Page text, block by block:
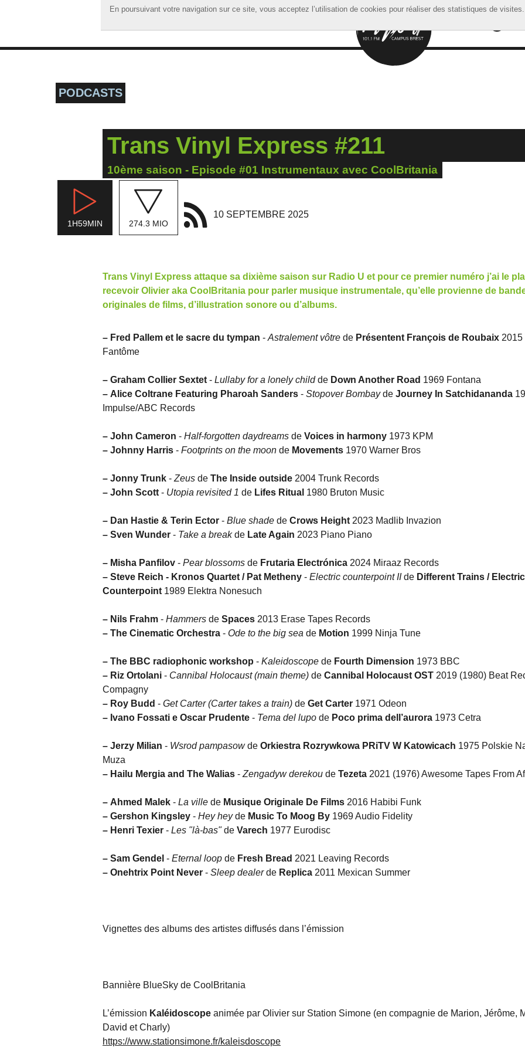
En poursuivant votre navigation sur ce site, vous acceptez l’utilisation de cookies pour réaliser des statistiques de visites.
En poursuivant votre navigation sur ce site, vous acceptez l’utilisation de cookies pour réaliser des statistiques de visites.
ACCUEIL
PODCASTS
Trans Vinyl Express #211
10ème saison - Episode #01 Instrumentaux avec CoolBritania
1H59MIN 274.3 MIO
10 SEPTEMBRE 2025
Trans Vinyl Express attaque sa dixième saison sur Radio U et pour ce premier numéro j’ai le
recevoir Olivier aka CoolBritania pour parler musique instrumentale, qu’elle provienne de
originales de films, d’illustration sonore ou d’albums.
– Fred Pallem et le sacre du tympan - Astralement vôtre de Présentent François de Roubaix 2015
Fantôme
– Graham Collier Sextet - Lullaby for a lonely childde Down Another Road 1969 Fontana
– Alice Coltrane Featuring Pharoah Sanders - Stopover Bombayde Journey In Satchidananda
Impulse/ABC Records
– John Cameron - Half-forgotten daydreams de Voices in harmony 1973 KPM
– Johnny Harris - Footprints on the moon de Movements 1970 Warner Bros
– Jonny Trunk - Zeus de The Inside outside 2004 Trunk Records
– John Scott - Utopia revisited 1 de Lifes Ritual 1980 Bruton Music
– Dan Hastie & Terin Ector - Blue shade de Crows Height 2023 Madlib Invazion
– Sven Wunder - Take a breakde Late Again 2023 Piano Piano
– Misha Panfilov - Pear blossoms de Frutaria Electrónica 2024 Miraaz Records
– Steve Reich - Kronos Quartet / Pat Metheny - Electric counterpoint IIde Different Trains / Electric
Counterpoint 1989 Elektra Nonesuch
– Nils Frahm - Hammers de Spaces 2013 Erase Tapes Records
– The Cinematic Orchestra - Ode to the big sea de Motion 1999 Ninja Tune
– The BBC radiophonic workshop - Kaleidoscope de Fourth Dimension 1973 BBC
– Riz Ortolani - Cannibal Holocaust (main theme) de Cannibal Holocaust OST 2019 (1980) Beat
Compagny
– Roy Budd - Get Carter (Carter takes a train) de Get Carter 1971 Odeon
– Ivano Fossati e Oscar Prudente - Tema del lupo de Poco prima dell’aurora 1973 Cetra
– Jerzy Milian - Wsrod pampasowde Orkiestra Rozrywkowa PRiTV W Katowicach 1975 Polskie
Muza
– Hailu Mergia and The Walias - Zengadyw derekou de Tezeta 2021 (1976) Awesome Tapes From
– Ahmed Malek - La ville de Musique Originale De Films 2016 Habibi Funk
– Gershon Kingsley - Hey heyde Music To Moog By 1969 Audio Fidelity
– Henri Texier - Les "là-bas"de Varech 1977 Eurodisc
– Sam Gendel - Eternal loop de Fresh Bread 2021 Leaving Records
– Onehtrix Point Never - Sleep dealerde Replica 2011 Mexican Summer
Vignettes des albums des artistes diffusés dans l’émission
Bannière BlueSky de CoolBritania
L’émission Kaléidoscope animée par Olivier sur Station Simone (en compagnie de Marion, Jérôme,
David et Charly)
https://www.stationsimone.fr/kaleisdoscope